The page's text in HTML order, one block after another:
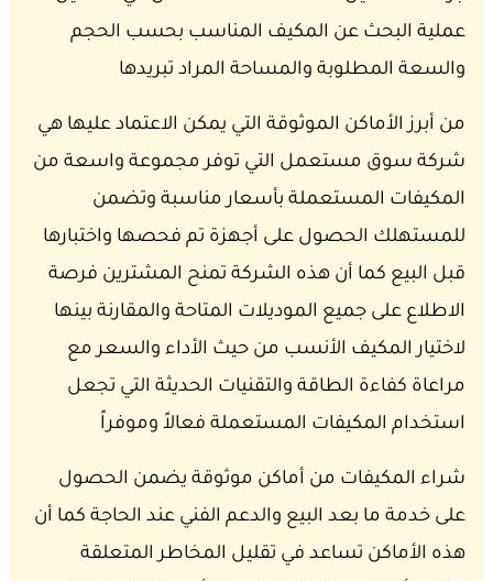
عملية البحث عن المكيف المناسب بحسب الحجم
والسعة المطلوبة والمساحة المراد تبريدها
من أبرز الأماكن الموثوقة التي يمكن الاعتماد عليها هي
شركة سوق مستعمل التي توفر مجموعة واسعة من
المكيفات المستعملة بأسعار مناسبة وتضمن
للمستهلك الحصول على أجهزة تم فحصها واختبارها
قبل البيع كما أن هذه الشركة تمنح المشترين فرصة
الاطلاع على جميع الموديلات المتاحة والمقارنة بينها
لاختيار المكيف الأنسب من حيث الأداء والسعر مع
مراعاة كفاءة الطاقة والتقنيات الحديثة التي تجعل
استخدام المكيفات المستعملة فعالاً وموفراً
شراء المكيفات من أماكن موثوقة يضمن الحصول
على خدمة ما بعد البيع والدعم الفني عند الحاجة كما أن
هذه الأماكن تساعد في تقليل المخاطر المتعلقة